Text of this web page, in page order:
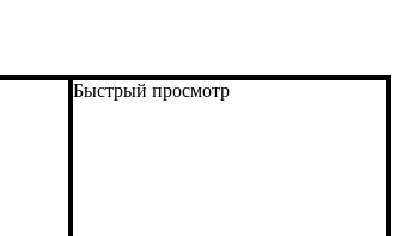
Быстрый просмотр